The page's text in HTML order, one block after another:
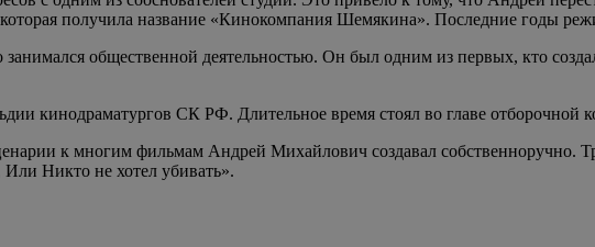
получила название «Кинокомпания Шемякина». Последние годы
общественной деятельностью. Он был одним из первых, кто
кинодраматургов СК РФ. Длительное время стоял во главе отборочной
к многим фильмам Андрей Михайлович создавал
Никто не хотел убивать».